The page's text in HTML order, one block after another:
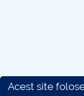
Acest site